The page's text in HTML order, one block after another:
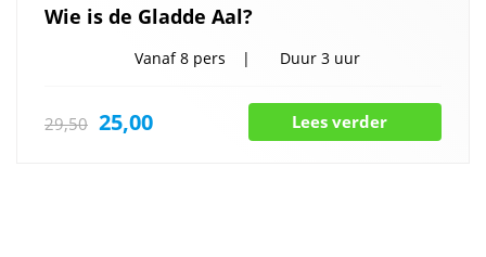
Wie is de Gladde Aal?
Vanaf8 pers Duur 3 uur
29,50 25,00 Lees verder